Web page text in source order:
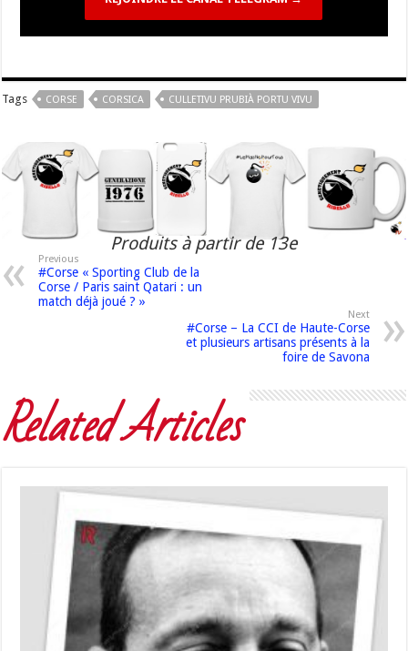
Tags CORSE CORSICA CULLETIVU PRUBIÀ PORTU VIVU
Produits à partir de 13e
Previous
#Corse « Sporting Club de la
Corse / Paris saint Qatari : un
match déjà joué ? »
Next
#Corse – La CCI de Haute-Corse
et plusieurs artisans présents à la
foire de Savona
Related Articles